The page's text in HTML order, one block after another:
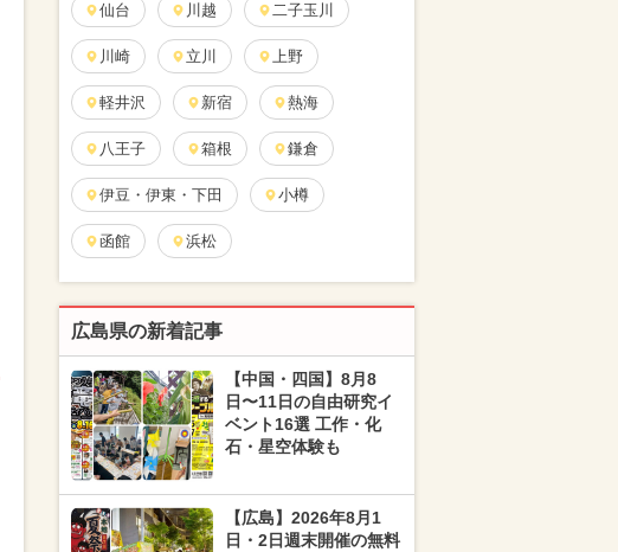
仙台 川越 二子玉川
川崎 立川 上野
軽井沢 新宿 熱海
八王子 箱根 鎌倉
伊豆・伊東・下田 小樽
函館 浜松
広島県の新着記事
【中国・四国】8月8
日〜11日の自由研究イ
ベント16選 工作・化
石・星空体験も
【広島】2026年8月1
日・2日週末開催の無料